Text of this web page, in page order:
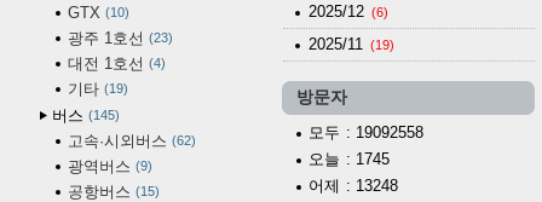
GTX 10
광주 1호선 23
대전 1호선 4
기타 19
버스 145
고속·시외버스 62
광역버스 9
공항버스 15
2025/12 (6)
2025/11 (19)
방문자
모두 : 19092558
오늘 : 1745
어제 : 13248